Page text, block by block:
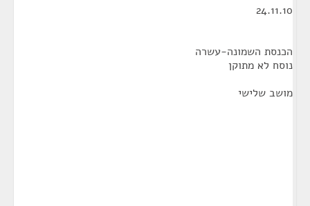
24.11.10
הכנסת השמונה-עשרה
נוסח לא מתוקן
מושב שלישי